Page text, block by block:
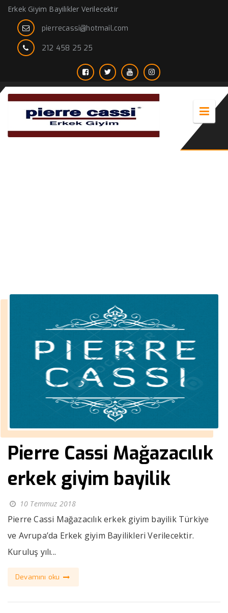
Erkek Giyim Bayilikler Verilecektir
pierrecassi@hotmail.com
212 458 25 25
Pierre Cassi Mağazacılık
erkek giyim bayilik
10 Temmuz 2018
Pierre Cassi Mağazacılık erkek giyim bayilik Türkiye
ve Avrupa’da Erkek giyim Bayilikleri Verilecektir.
Kuruluş yılı...
Devamını oku